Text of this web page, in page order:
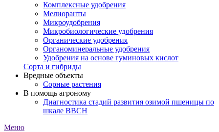
Комплексные удобрения
Мелиоранты
Микроудобрения
Микробиологические удобрения
Органические удобрения
Органоминеральные удобрения
Удобрения на основе гуминовых кислот
Сорта и гибриды
Вредные объекты
Сорные растения
В помощь агроному
Диагностика стадий развития озимой пшеницы по
шкале ВВСН
Меню